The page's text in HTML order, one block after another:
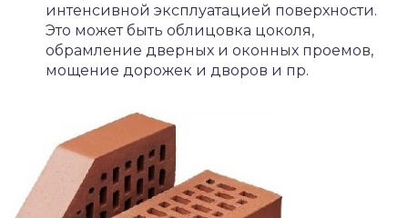
интенсивной эксплуатацией поверхности.
Это может быть облицовка цоколя,
обрамление дверных и оконных проемов,
мощение дорожек и дворов и пр.